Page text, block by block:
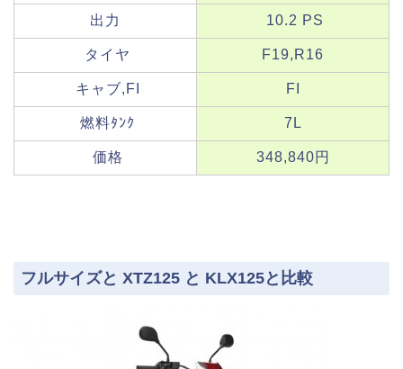
出力 10.2 PS
タイヤ F19,R16
キャブ,FI FI
燃料ﾀﾝｸ 7L
価格 348,840円
フルサイズと XTZ125 と KLX125と比較